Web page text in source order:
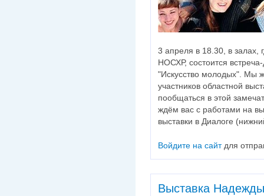
3 апреля в 18.30, в залах,
НОСХР, состоится
"Искусство молодых". Мы
участников областной
пообщаться в этой
ждём вас с работами на
выставки в Диалоге
Войдите на сайтдля
Выставка